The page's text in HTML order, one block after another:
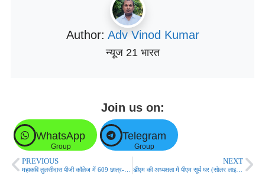
Author: Adv Vinod Kumar
न्यूज 21 भारत
Join us on:
WhatsApp
Group
Telegram
Group
PREVIOUS
NEXT
डीएम की अध्यक्षता में पीएम सूर्य घर (सोलर लाइट) मुफ्त बिजली योजना की बैठक सम्पन्न